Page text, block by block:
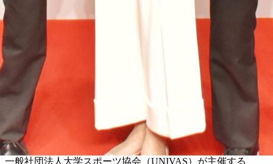
一般社団法人大学スポーツ協会（UNIVAS）が主催する